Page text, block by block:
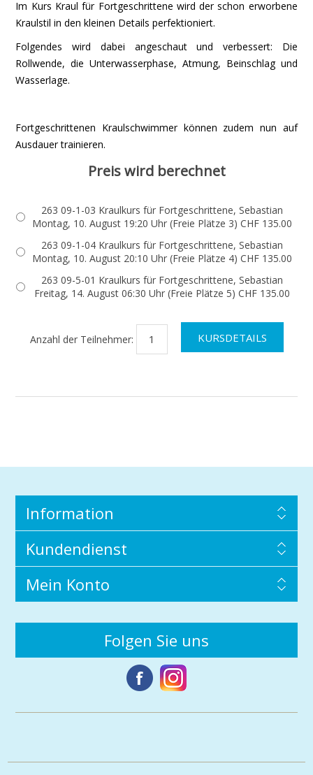
Im Kurs Kraul für Fortgeschrittene wird der schon erworbene
Kraulstil in den kleinen Details perfektioniert.
Folgendes wird dabei angeschaut und verbessert: Die
Rollwende, die Unterwasserphase, Atmung, Beinschlag und
Wasserlage.
Fortgeschrittenen Kraulschwimmer können zudem nun auf
Ausdauer trainieren.
Preis wird berechnet
263 09-1-03 Kraulkurs für Fortgeschrittene, Sebastian
Montag, 10. August 19:20 Uhr (Freie Plätze 3) CHF 135.00
263 09-1-04 Kraulkurs für Fortgeschrittene, Sebastian
Montag, 10. August 20:10 Uhr (Freie Plätze 4) CHF 135.00
263 09-5-01 Kraulkurs für Fortgeschrittene, Sebastian
Freitag, 14. August 06:30 Uhr (Freie Plätze 5) CHF 135.00
Anzahl der Teilnehmer:
Information
Kundendienst
Mein Konto
Folgen Sie uns